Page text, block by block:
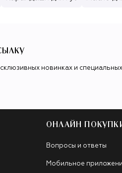
новинках и
ОНЛАЙН
Вопросы и ответы
Мобильное